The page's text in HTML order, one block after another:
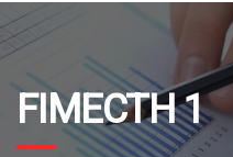
FIMECTH 1